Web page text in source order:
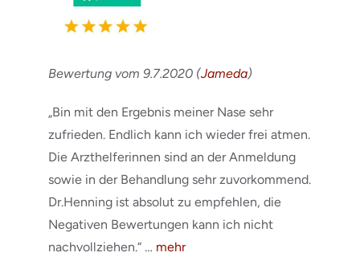
Bewertung vom 9.7.2020 (Jameda)
„Bin mit den Ergebnis meiner Nase sehr
zufrieden. Endlich kann ich wieder frei atmen.
Die Arzthelferinnen sind an der Anmeldung
sowie in der Behandlung sehr zuvorkommend.
Dr.Henning ist absolut zu empfehlen, die
Negativen Bewertungen kann ich nicht
nachvollziehen.“ … mehr